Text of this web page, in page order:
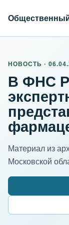
НОВОСТЬ ·
В ФНС
Материал из
Московской